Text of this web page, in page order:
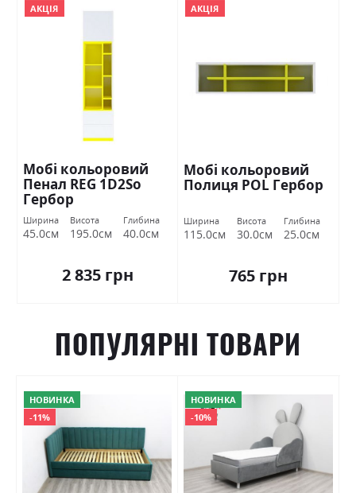
АКЦІЯ
Мобі кольоровий
Пенал REG 1D2Sо
Гербор
Ширина
45.0см
Висота
195.0см
Глибина
40.0см
2 835 грн
АКЦІЯ
Мобі кольоровий
Полиця POL Гербор
Ширина
115.0см
Висота
30.0см
Глибина
25.0см
765 грн
ПОПУЛЯРНІ ТОВАРИ
НОВИНКА
-11%
НОВИНКА
-10%